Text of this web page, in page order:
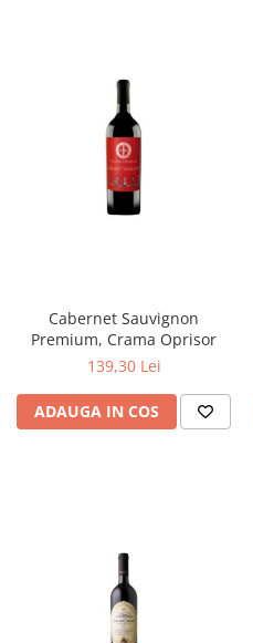
Cabernet Sauvignon
Premium, Crama Oprisor
139,30 Lei
ADAUGA IN COS